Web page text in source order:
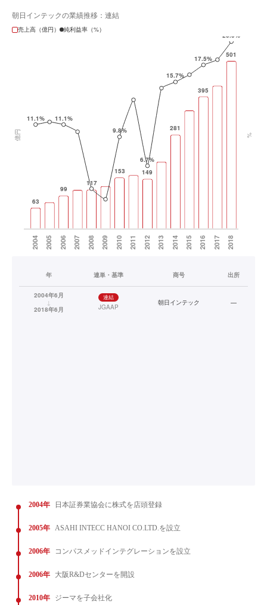
朝日インテックの業績推移：連結
売上高（億円）
純利益率（%）
年 連単・基準 商号 出所
2004年6月
↓
2018年6月
連結
JGAAP
朝日インテック —
2004年 日本証券業協会に株式を店頭登録
2005年 ASAHI INTECC HANOI CO.LTD.を設立
2006年 コンパスメッドインテグレーションを設立
2006年 大阪R&Dセンターを開設
2010年 ジーマを子会社化